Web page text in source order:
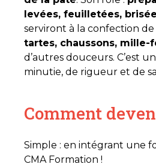
levées, feuilletées,
serviront à la confection de
tartes, chaussons, mille-
d’autres douceurs. C’est
minutie, de rigueur et de
Comment
Simple : en intégrant une
CMA Formation !